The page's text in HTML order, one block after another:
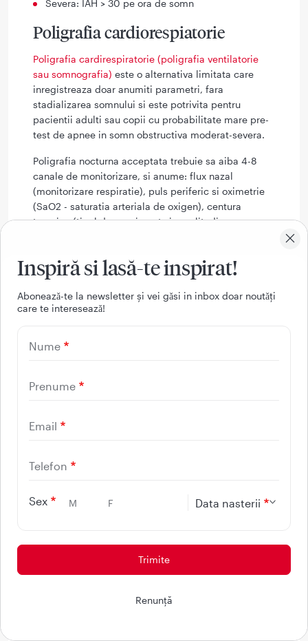
Severa: IAH > 30 pe ora de somn
Poligrafia cardiorespiatorie
Poligrafia cardirespiratorie (poligrafia ventilatorie
sau somnografia) este o alternativa limitata care
inregistreaza doar anumiti parametri, fara
stadializarea somnului si este potrivita pentru
pacientii adulti sau copii cu probabilitate mare pre-
test de apnee in somn obstructiva moderat-severa.
Poligrafia nocturna acceptata trebuie sa aiba 4-8
canale de monitorizare, si anume: flux nazal
(monitorizare respiratie), puls periferic si oximetrie
(SaO2 - saturatia arteriala de oxigen), centura
toracica (tipul de eveniment si amplitudinea
stabilirea indicelui apnee/hipopnee (IAH) pe baza
caruia se stabileste severitatea bolii.
Tratamentul tulburarilor
respiratorii in somn
Inspiră si lasă-te inspirat!
Aboneazǎ-te la newsletter și vei gǎsi in inbox doar noutǎți
care te intereseazǎ!
Nume
Prenume
Email
Telefon
Sex M F Data nasterii
Renunţă